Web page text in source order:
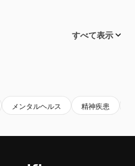
すべて表示
メンタルヘルス 精神疾患